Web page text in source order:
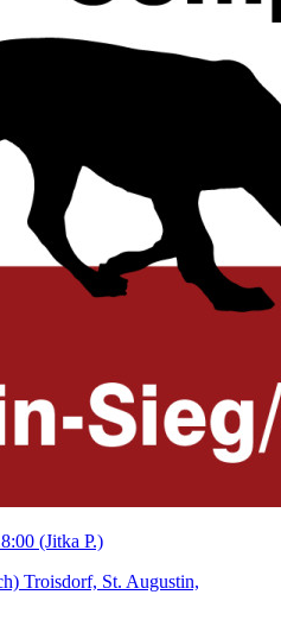
(Jitka P.)
Troisdorf, St. Augustin,